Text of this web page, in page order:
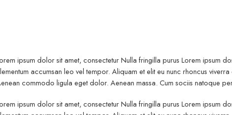
ipsum dolor sit amet, consectetur Nulla fringilla purus Lorem ipsum
accumsan leo vel tempor. Aliquam et elit eu nunc rhoncus
commodo ligula eget dolor. Aenean massa. Cum sociis natoque
ipsum dolor sit amet, consectetur Nulla fringilla purus Lorem ipsum